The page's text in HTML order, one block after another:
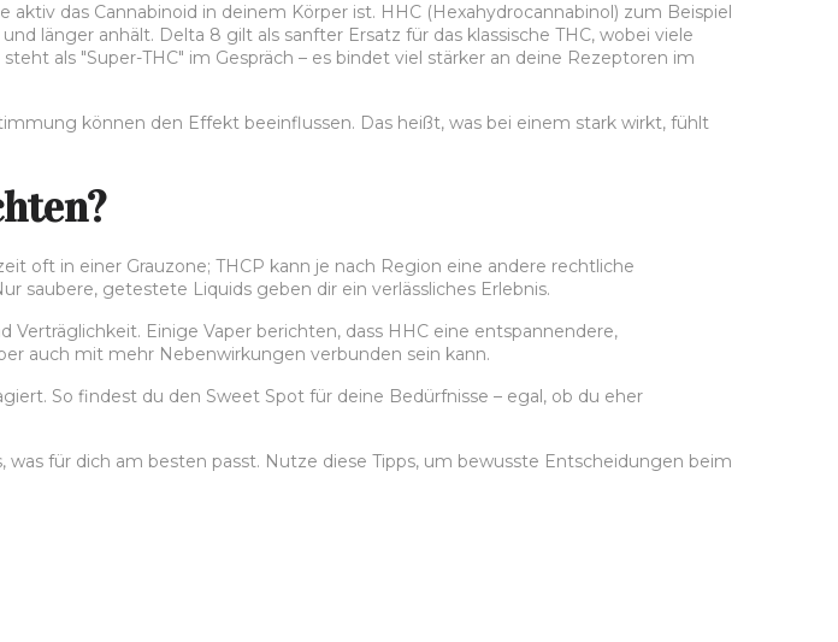
das Cannabinoid in deinem Körper ist. HHC (Hexahydrocannabinol) zum Beispiel
länger anhält. Delta 8 gilt als sanfter Ersatz für das klassische THC, wobei viele
als "Super-THC" im Gespräch – es bindet viel stärker an deine Rezeptoren im
können den Effekt beeinflussen. Das heißt, was bei einem stark wirkt, fühlt
oft in einer Grauzone; THCP kann je nach Region eine andere rechtliche
saubere, getestete Liquids geben dir ein verlässliches Erlebnis.
Einige Vaper berichten, dass HHC eine entspannendere,
auch mit mehr Nebenwirkungen verbunden sein kann.
So findest du den Sweet Spot für deine Bedürfnisse – egal, ob du eher
für dich am besten passt. Nutze diese Tipps, um bewusste Entscheidungen beim